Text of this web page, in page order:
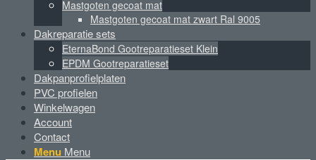
Mastgoten gecoat mat
Mastgoten gecoat mat zwart Ral 9005
Dakreparatie sets
EternaBond Gootreparatieset Klein
EPDM Gootreparatieset
Dakpanprofielplaten
PVC profielen
Winkelwagen
Account
Contact
Menu Menu